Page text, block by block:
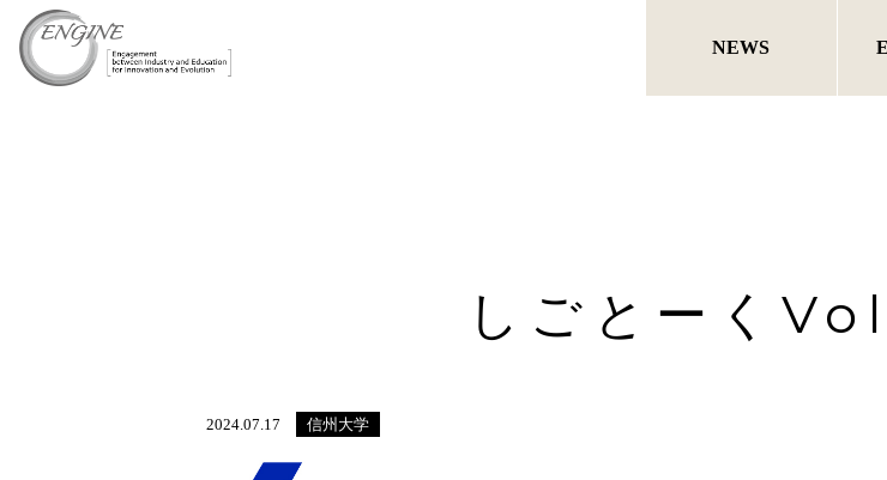
NEWS
しごとーく
2024.07.17 信州大学